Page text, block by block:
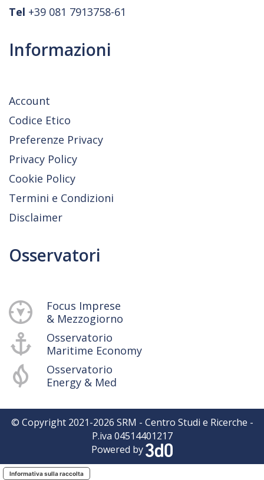
Tel +39 081 7913758-61
Informazioni
Account
Codice Etico
Preferenze Privacy
Privacy Policy
Cookie Policy
Termini e Condizioni
Disclaimer
Osservatori
Focus Imprese
& Mezzogiorno
Osservatorio
Maritime Economy
Osservatorio
Energy & Med
© Copyright 2021-2026 SRM - Centro Studi e Ricerche -
P.iva 04514401217
Powered by
Informativa sulla raccolta